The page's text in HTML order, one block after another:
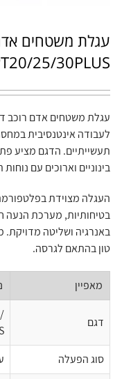
עגלת משטחים
25/30PLUS
לעבודה אינטנסיבית
תעשייתיים. הדגם מציע
בינוניים וארוכים עם
העגלה מצוידת
בטיחותיות, מערכת הנעה
טון בהתאם לגרסה.
מאפיין
דגם
סוג הפעלה